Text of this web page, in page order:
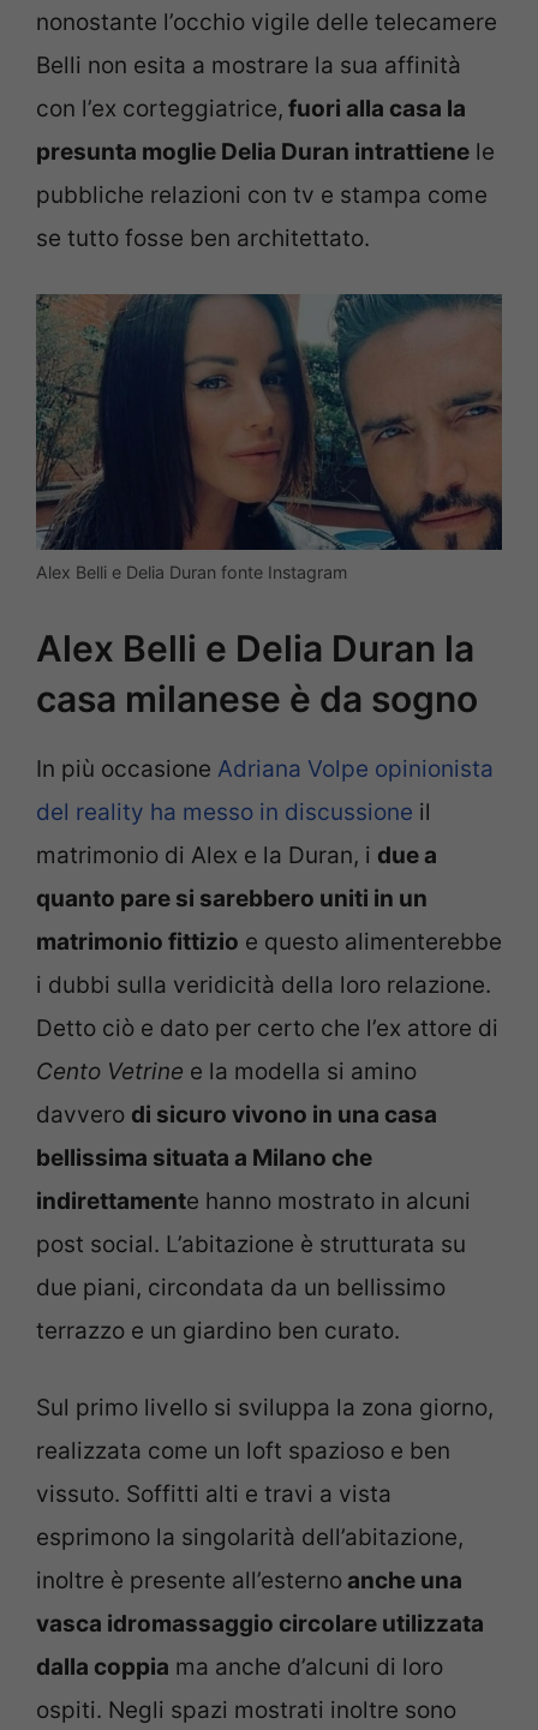
nonostante l’occhio vigile delle telecamere
Belli non esita a mostrare la sua affinità
con l’ex corteggiatrice, fuori alla casa la
presunta moglie Delia Duran intrattiene le
pubbliche relazioni con tv e stampa come
se tutto fosse ben architettato.
Alex Belli e Delia Duran fonte Instagram
Alex Belli e Delia Duran la
casa milanese è da sogno
In più occasione Adriana Volpe opinionista
del reality ha messo in discussione il
matrimonio di Alex e la Duran, i due a
quanto pare si sarebbero uniti in un
matrimonio fittizio e questo alimenterebbe
i dubbi sulla veridicità della loro relazione.
Detto ciò e dato per certo che l’ex attore di
Cento Vetrine e la modella si amino
davvero di sicuro vivono in una casa
bellissima situata a Milano che
indirettamente hanno mostrato in alcuni
post social. L’abitazione è strutturata su
due piani, circondata da un bellissimo
terrazzo e un giardino ben curato.
Sul primo livello si sviluppa la zona giorno,
realizzata come un loft spazioso e ben
vissuto. Soffitti alti e travi a vista
esprimono la singolarità dell’abitazione,
inoltre è presente all’esternoanche una
vasca idromassaggio circolare utilizzata
dalla coppia ma anche d’alcuni di loro
ospiti. Negli spazi mostrati inoltre sono